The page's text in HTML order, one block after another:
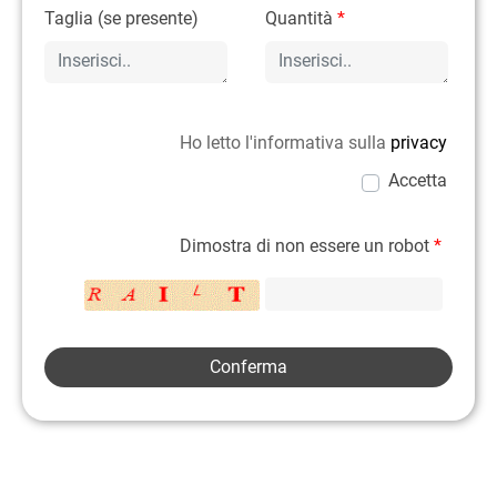
Taglia (se presente) Quantità*
Ho letto l'informativa sulla privacy
Accetta
Dimostra di non essere un robot *